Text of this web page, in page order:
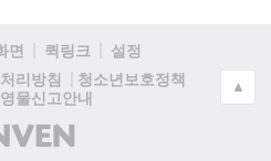
면 퀵링크
설정
리방침
청소년보호정책
물신고안내
(주)
인
▲